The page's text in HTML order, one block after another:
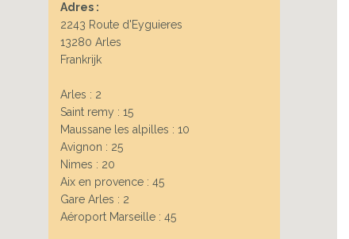
Adres :
2243 Route d'Eyguieres
13280 Arles
Frankrijk
Arles : 2
Saint remy : 15
Maussane les alpilles : 10
Avignon : 25
Nimes : 20
Aix en provence : 45
Gare Arles : 2
Aéroport Marseille : 45